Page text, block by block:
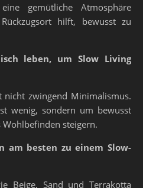
gemütliche Atmosphäre
hilft, bewusst zu
leben, um Slow Living
nicht zwingend Minimalismus.
wenig, sondern um bewusst
Wohlbefinden steigern.
am besten zu einem Slow-
Beige, Sand und Terrakotta